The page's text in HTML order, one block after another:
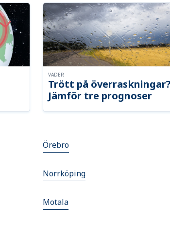
Trött på överraskningar?
Jämför tre prognoser
VÄDER
Örebro
Norrköping
Motala